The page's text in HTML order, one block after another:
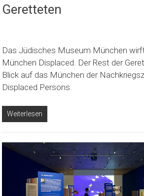
Geretteten
Das Jüdisches Museum München
München Displaced. Der Rest der
Blick auf das München der
Displaced Persons.
Weiterlesen